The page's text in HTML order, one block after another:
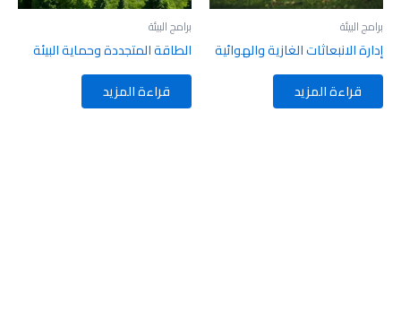
برامج البيئة
إدارة الانبعاثات الغازية والهوائية
قراءة المزيد
برامج البيئة
الطاقة المتجددة وحماية البيئة
قراءة المزيد